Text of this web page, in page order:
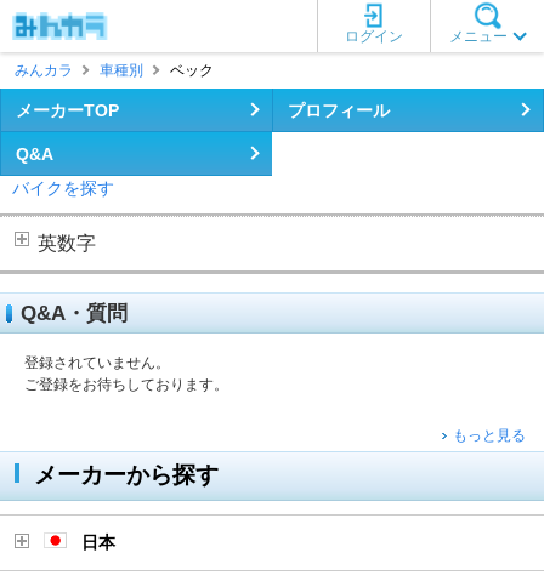
メニュー
ログイン
みんカラ
車種別 ベック
メーカーTOP プロフィール
Q&A
バイクを探す
英数字
Q&A・質問
登録されていません。
ご登録をお待ちしております。
もっと見る
メーカーから探す
日本